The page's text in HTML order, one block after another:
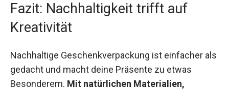
Fazit: Nachhaltigkeit trifft auf
Kreativität
Nachhaltige Geschenkverpackung ist einfacher als
gedacht und macht deine Präsente zu etwas
Besonderem. Mit natürlichen Materialien,